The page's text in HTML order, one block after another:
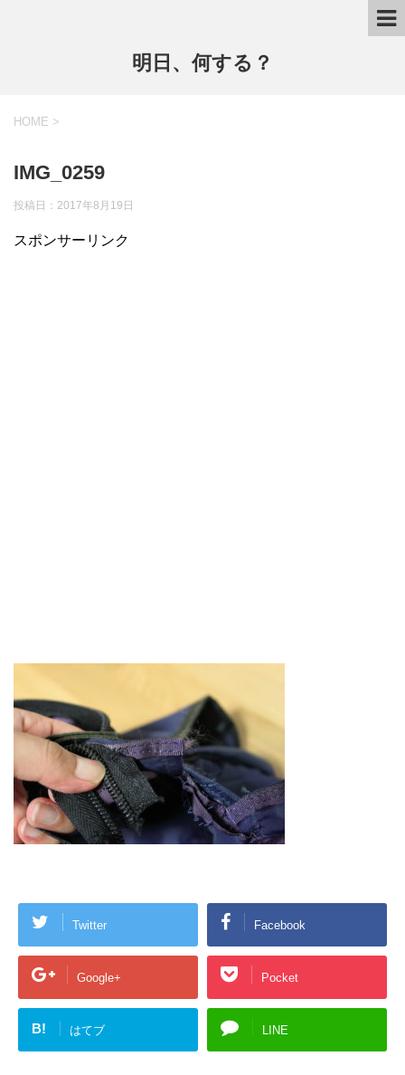
明日、何する？
HOME >
IMG_0259
投稿日： 2017年8月19日
スポンサーリンク
Twitter Facebook
Google+ Pocket
B! はてブ LINE